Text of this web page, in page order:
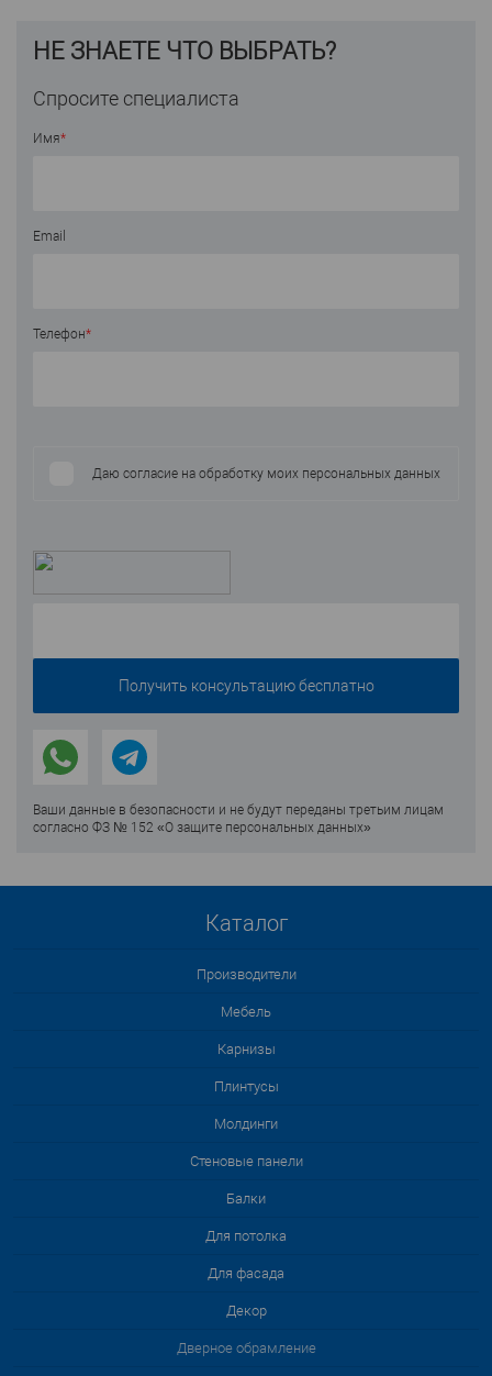
НЕ ЗНАЕТЕ ЧТО ВЫБРАТЬ?
Спросите специалиста
Имя*
Email
Телефон*
Даю согласие на обработку моих персональных данных
Ваши данные в безопасности и не будут переданы третьим лицам
согласно ФЗ № 152 «О защите персональных данных»
Каталог
Производители
Мебель
Карнизы
Плинтусы
Молдинги
Стеновые панели
Балки
Для потолка
Для фасада
Декор
Дверное обрамление